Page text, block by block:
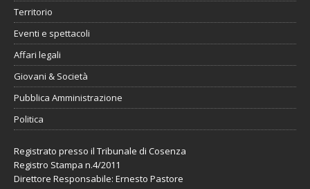
Territorio
Eventi e spettacoli
Affari legali
Giovani & Società
Pubblica Amministrazione
Politica
Registrato presso il Tribunale di Cosenza
Registro Stampa n.4/2011
Direttore Responsabile: Ernesto Pastore